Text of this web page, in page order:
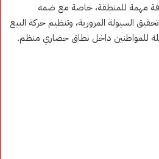
مهمة للمنطقة، خاصة مع ضمه
السيولة المرورية، وتنظيم حركة البيع
للمواطنين داخل نطاق حضاري منظم.